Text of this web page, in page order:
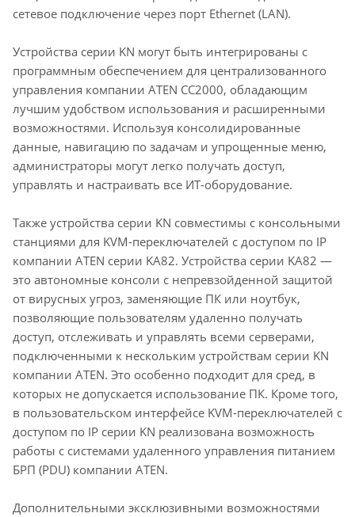
сетевое подключение через порт Ethernet (LAN).
Устройства серии KN могут быть интегрированы с
программным обеспечением для централизованного
управления компании ATEN CC2000, обладающим
лучшим удобством использования и расширенными
возможностями. Используя консолидированные
данные, навигацию по задачам и упрощенные меню,
администраторы могут легко получать доступ,
управлять и настраивать все ИТ-оборудование.
Также устройства серии KN совместимы с консольными
станциями для KVM-переключателей с доступом по IP
компании ATEN серии KA82. Устройства серии KA82 —
это автономные консоли с непревзойденной защитой
от вирусных угроз, заменяющие ПК или ноутбук,
позволяющие пользователям удаленно получать
доступ, отслеживать и управлять всеми серверами,
подключенными к нескольким устройствам серии KN
компании ATEN. Это особенно подходит для сред, в
которых не допускается использование ПК. Кроме того,
в пользовательском интерфейсе KVM-переключателей с
доступом по IP серии KN реализована возможность
работы с системами удаленного управления питанием
БРП (PDU) компании ATEN.
Дополнительными эксклюзивными возможностями